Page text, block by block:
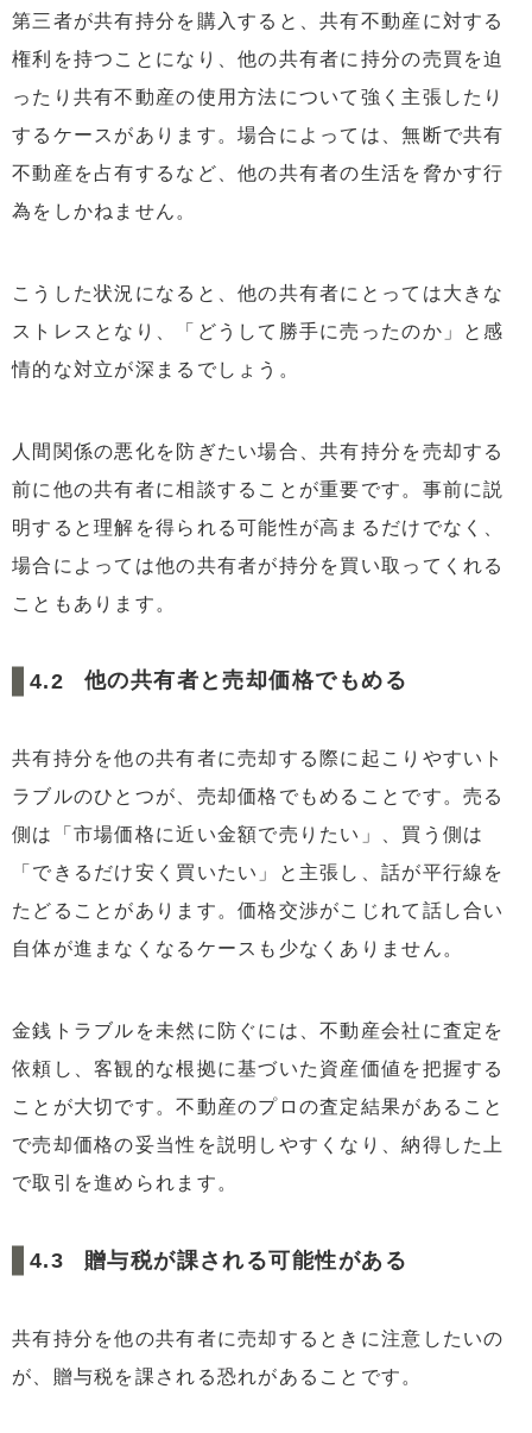
第三者が共有持分を購入すると、共有不動産に対する
権利を持つことになり、他の共有者に持分の売買を迫
ったり共有不動産の使用方法について強く主張したり
するケースがあります。場合によっては、無断で共有
不動産を占有するなど、他の共有者の生活を脅かす行
為をしかねません。
こうした状況になると、他の共有者にとっては大きな
ストレスとなり、「どうして勝手に売ったのか」と感
情的な対立が深まるでしょう。
人間関係の悪化を防ぎたい場合、共有持分を売却する
前に他の共有者に相談することが重要です。事前に説
明すると理解を得られる可能性が高まるだけでなく、
場合によっては他の共有者が持分を買い取ってくれる
こともあります。
他の共有者と売却価格でもめる
共有持分を他の共有者に売却する際に起こりやすいト
ラブルのひとつが、売却価格でもめることです。売る
側は「市場価格に近い金額で売りたい」、買う側は
「できるだけ安く買いたい」と主張し、話が平行線を
たどることがあります。価格交渉がこじれて話し合い
自体が進まなくなるケースも少なくありません。
金銭トラブルを未然に防ぐには、不動産会社に査定を
依頼し、客観的な根拠に基づいた資産価値を把握する
ことが大切です。不動産のプロの査定結果があること
で売却価格の妥当性を説明しやすくなり、納得した上
で取引を進められます。
贈与税が課される可能性がある
共有持分を他の共有者に売却するときに注意したいの
が、贈与税を課される恐れがあることです。